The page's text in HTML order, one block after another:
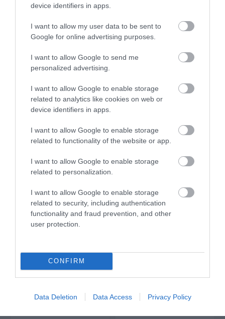
device identifiers in apps.
I want to allow my user data to be sent to
Google for online advertising purposes.
I want to allow Google to send me
personalized advertising.
I want to allow Google to enable storage
related to analytics like cookies on web or
device identifiers in apps.
I want to allow Google to enable storage
related to functionality of the website or app.
I want to allow Google to enable storage
related to personalization.
I want to allow Google to enable storage
related to security, including authentication
functionality and fraud prevention, and other
user protection.
CONFIRM
Data Deletion Data Access Privacy Policy
V33 Χρώμα Ανακαίνισης
Renovation Perfection
Eιδών Yγιεινής White
Semi Gloss 1lt
Titanlux Κιτ Σμάλτο
Ανακαίνισης Ειδών
Μonto Κιτ Σμάλτο για
Μπανιέρα & Πλακάκια
Λευκό Ματ 0,75lt
Λευκό Σατινέ 0,75lt